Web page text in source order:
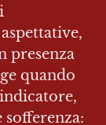
presenza
quando